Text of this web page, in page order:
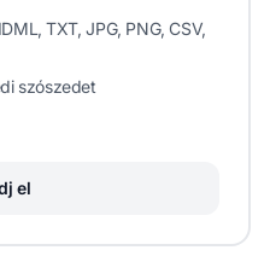
TXT, JPG, PNG, CSV,
szószedet
el